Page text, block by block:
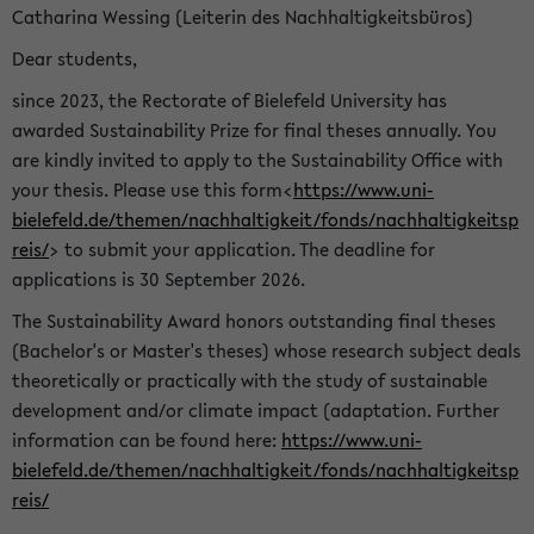
Catharina Wessing (Leiterin des Nachhaltigkeitsbüros)
Dear students,
since 2023, the Rectorate of Bielefeld University has
awarded Sustainability Prize for final theses annually. You
are kindly invited to apply to the Sustainability Office with
your thesis. Please use this form<https://www.uni-
bielefeld.de/themen/nachhaltigkeit/fonds/nachhaltigkeitsp
reis/> to submit your application. The deadline for
applications is 30 September 2026.
The Sustainability Award honors outstanding final theses
(Bachelor's or Master's theses) whose research subject deals
theoretically or practically with the study of sustainable
development and/or climate impact (adaptation. Further
information can be found here: https://www.uni-
bielefeld.de/themen/nachhaltigkeit/fonds/nachhaltigkeitsp
reis/